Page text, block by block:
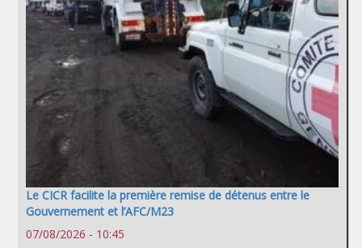
Le CICR facilite la première remise de détenus entre le
Gouvernement et l’AFC/M23
07/08/2026 - 10:45